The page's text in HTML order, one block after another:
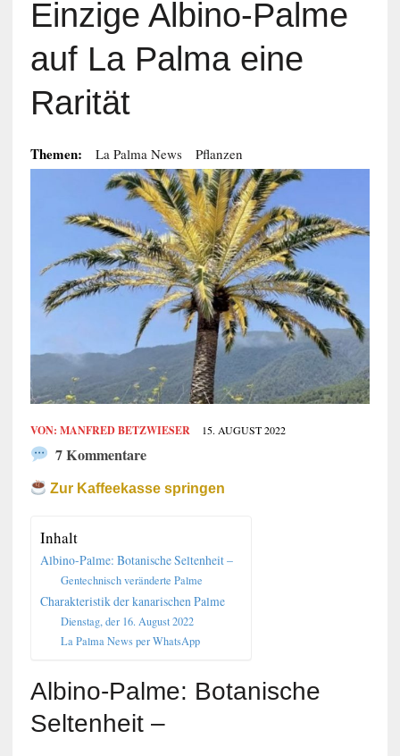
Einzige Albino-Palme
auf La Palma eine
Rarität
Themen: La Palma News Pflanzen
VON: MANFRED BETZWIESER 15. AUGUST 2022
7 Kommentare
Zur Kaffeekasse springen
Inhalt
Albino-Palme: Botanische Seltenheit –
Gentechnisch veränderte Palme
Charakteristik der kanarischen Palme
Dienstag, der 16. August 2022
La Palma News per WhatsApp
Albino-Palme: Botanische
Seltenheit –